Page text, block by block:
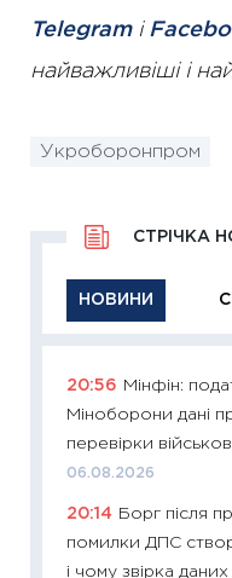
Telegramі
найважливіші і
Укроборонпром
НОВИНИ
СТРІЧКА
20:56 Мінфін:
Міноборони дані
перевірки
06.08.2026
20:14
Борг після
помилки ДПС
і чому звірка